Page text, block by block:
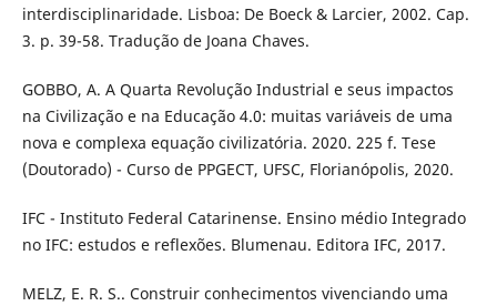
interdisciplinaridade. Lisboa: De Boeck & Larcier, 2002. Cap.
3. p. 39-58. Tradução de Joana Chaves.
GOBBO, A. A Quarta Revolução Industrial e seus impactos
na Civilização e na Educação 4.0: muitas variáveis de uma
nova e complexa equação civilizatória. 2020. 225 f. Tese
(Doutorado) - Curso de PPGECT, UFSC, Florianópolis, 2020.
IFC - Instituto Federal Catarinense. Ensino médio Integrado
no IFC: estudos e reflexões. Blumenau. Editora IFC, 2017.
MELZ, E. R. S.. Construir conhecimentos vivenciando uma